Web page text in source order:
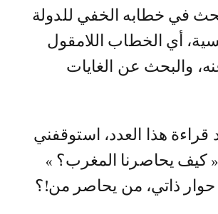
في خطابه الخفي للدولة
أي الخطاب اللامقول
والبحث عن الغايات
قراءة هذا العدد، استوقفني
« كيف يحاصرنا المغرب؟ »
ذاتي، من يحاصر من!؟